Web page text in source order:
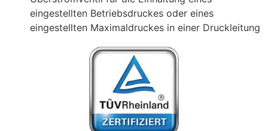
eingestellten Betriebsdruckes oder eines
eingestellten Maximaldruckes in einer Druckleitung